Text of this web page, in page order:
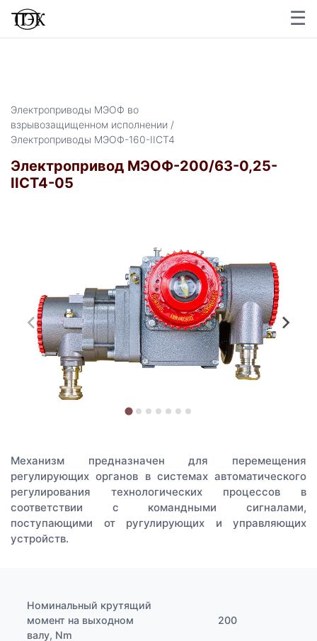
☰
×
Электроприводы МЭОФ во
взрывозащищенном исполнении /
Электроприводы МЭОФ-160-IIСТ4
Электропривод МЭОФ-200/63-0,25-
IICT4-05
Механизм предназначен для перемещения
регулирующих органов в системах автоматического
регулирования технологических процессов в
соответствии с командными сигналами,
поступающими от ругулирующих и управляющих
устройств.
Номинальный крутящий
момент на выходном
валу, Nm
200